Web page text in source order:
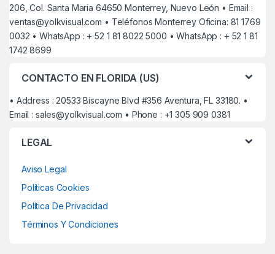
206, Col. Santa Maria 64650 Monterrey, Nuevo León • Email :
ventas@yolkvisual.com • Teléfonos Monterrey Oficina: 81 1769
0032 • WhatsApp : + 52 1 81 8022 5000 • WhatsApp : + 52 1 81
1742 8699
CONTACTO EN FLORIDA (US)
• Address : 20533 Biscayne Blvd #356 Aventura, FL 33180. •
Email : sales@yolkvisual.com • Phone : +1 305 909 0381
LEGAL
Aviso Legal
Políticas Cookies
Política De Privacidad
Términos Y Condiciones